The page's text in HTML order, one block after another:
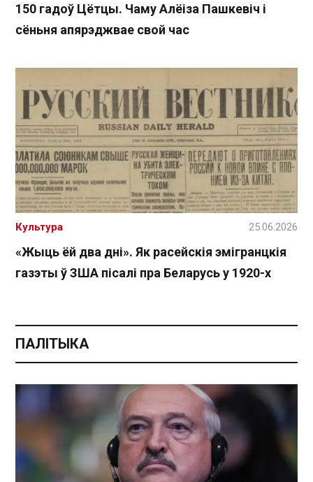
150 гадоў Цётцы. Чаму Алёіза Пашкевіч і
сёньня апярэджвае свой час
«Жыць ёй два дні». Як расейскія эмігранцкія
газэты ў ЗША пісалі пра Беларусь у 1920-х
Культура 25.06.2026
ПАЛІТЫКА